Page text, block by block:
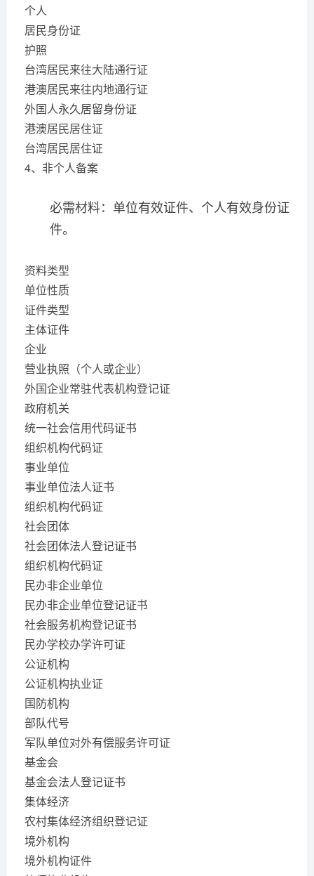
个人
居民身份证
护照
台湾居民来往大陆通行证
港澳居民来往内地通行证
外国人永久居留身份证
港澳居民居住证
台湾居民居住证
4、非个人备案
必需材料：单位有效证件、个人有效身份证
件。
资料类型
单位性质
证件类型
主体证件
企业
营业执照（个人或企业）
外国企业常驻代表机构登记证
政府机关
统一社会信用代码证书
组织机构代码证
事业单位
事业单位法人证书
组织机构代码证
社会团体
社会团体法人登记证书
组织机构代码证
民办非企业单位
民办非企业单位登记证书
社会服务机构登记证书
民办学校办学许可证
公证机构
公证机构执业证
国防机构
部队代号
军队单位对外有偿服务许可证
基金会
基金会法人登记证书
集体经济
农村集体经济组织登记证
境外机构
境外机构证件